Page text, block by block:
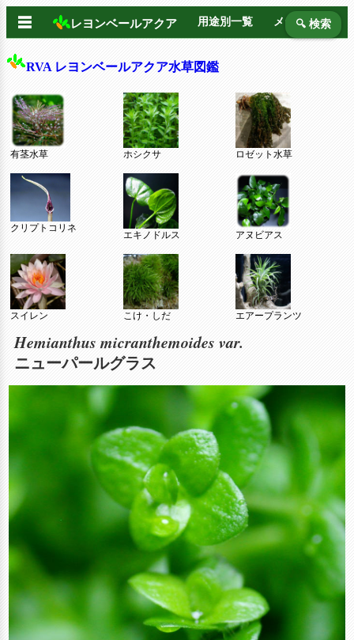
☰ レヨンベールアクア 用途別一覧 メーカー別
🔍 検索
RVA レヨンベールアクア水草図鑑
有茎水草 ホシクサ ロゼット水草
クリプトコリネ
エキノドルス アヌビアス
スイレン こけ・しだ エアープランツ
Hemianthus micranthemoides var.
ニューパールグラス